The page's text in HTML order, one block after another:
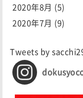
2020年8月 (5)
2020年7月 (9)
Tweets by